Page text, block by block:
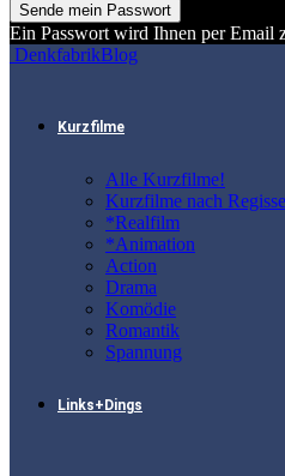
Ein Passwort wird Ihnen per Email
DenkfabrikBlog
Kurzfilme
Alle Kurzfilme!
Kurzfilme nach
*Realfilm
*Animation
Action
Drama
Komödie
Romantik
Spannung
Links+Dings